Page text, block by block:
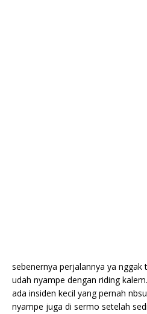
sebenernya perjalannya ya
udah nyampe dengan riding
ada insiden kecil yang pernah
nyampe juga di sermo setelah